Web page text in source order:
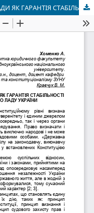
ВЗАЄМОДІЯ ГІЛОК ДЕРЖАВНОЇ ВЛАДИ ЯК ГАРАНТІЯ СТАБІЛЬНОСТІ ТА РОЗВИТКУ КОНСТИТУЦІЙНОГО ЛАДУ УКРАЇНИ